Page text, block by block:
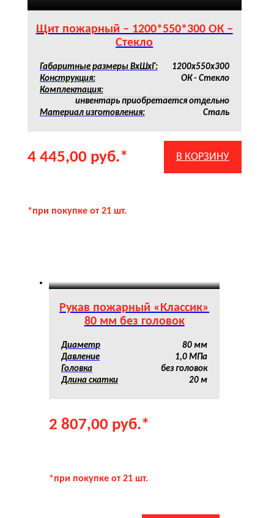
Щит пожарный – 1200*550*300 ОК –
Стекло
Габаритные размеры ВхШхГ:
1200х550х300
Конструкция:
ОК - Стекло
Комплектация:
инвентарь приобретается отдельно
Материал изготовления:
Сталь
4 445,00 руб.*
*при покупке от 21 шт.
В КОРЗИНУ
Рукав пожарный «Классик»
80 мм без головок
Диаметр
80 мм
Давление
1,0 МПа
Головка
без головок
Длина скатки
20 м
2 807,00 руб.*
*при покупке от 21 шт.